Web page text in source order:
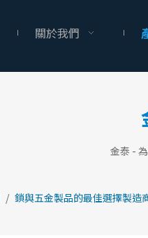
關於我們
金泰 -
/ 鎖與五金製品的最佳選擇製造